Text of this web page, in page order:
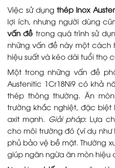
Việc sử dụngthép Inox
lợi ích, nhưng người dùng
vấn đề trong quá trình sử
những vấn đề này một cách
hiệu suất và kéo dài tuổi thọ
Một trong những vấn đề
Austenitic 1Cr18Ni9 có khả
thép thông thường. Ăn
trường khắc nghiệt, đặc biệt
axit mạnh.
Giải pháp: Lựa
cho môi trường đó (ví dụ như
phủ bảo vệ bề mặt. Thường
giúp ngăn ngừa ăn mòn hiệu